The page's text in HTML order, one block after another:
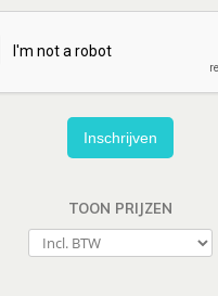
Inschrijven
TOON PRIJZEN